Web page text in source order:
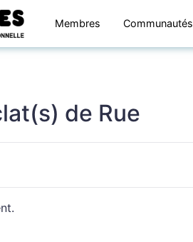
Membres Communautés
de Rue